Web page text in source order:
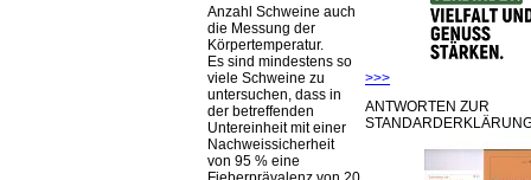
Anzahl Schweine auch
die Messung der
Körpertemperatur.
Es sind mindestens so
viele Schweine zu
untersuchen, dass in
der betreffenden
Untereinheit mit einer
Nachweissicherheit
von 95 % eine
>>>
ANTWORTEN ZUR